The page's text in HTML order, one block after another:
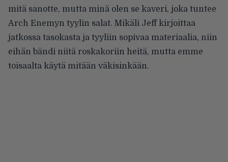
mitä sanotte, mutta minä olen se kaveri, joka tuntee
Arch Enemyn tyylin salat. Mikäli Jeff kirjoittaa
jatkossa tasokasta ja tyyliin sopivaa materiaalia, niin
eihän bändi niitä roskakoriin heitä, mutta emme
toisaalta käytä mitään väkisinkään.